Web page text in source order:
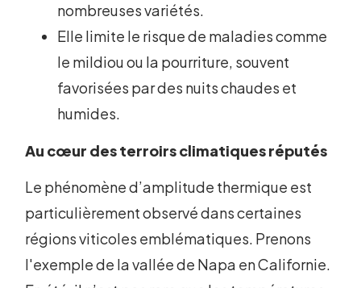
nombreuses variétés.
Elle limite le risque de maladies comme
le mildiou ou la pourriture, souvent
favorisées par des nuits chaudes et
humides.
Au cœur des terroirs climatiques réputés
Le phénomène d’amplitude thermique est
particulièrement observé dans certaines
régions viticoles emblématiques. Prenons
l'exemple de la vallée de Napa en Californie.